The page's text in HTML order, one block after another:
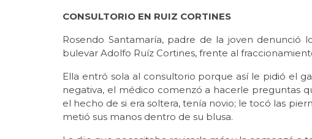
CONSULTORIO EN RUIZ CORTINES
Rosendo Santamaría, padre de la joven
bulevar Adolfo Ruíz Cortines, frente al
Ella entró sola al consultorio porque así le pidió el
negativa, el médico comenzó a hacerle preguntas
el hecho de si era soltera, tenía novio; le tocó las
metió sus manos dentro de su blusa.